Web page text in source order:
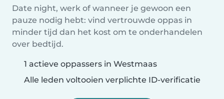
Date night, werk of wanneer je gewoon een
pauze nodig hebt: vind vertrouwde oppas in
minder tijd dan het kost om te onderhandelen
over bedtijd.
1 actieve oppassers in Westmaas
Alle leden voltooien verplichte ID-verificatie